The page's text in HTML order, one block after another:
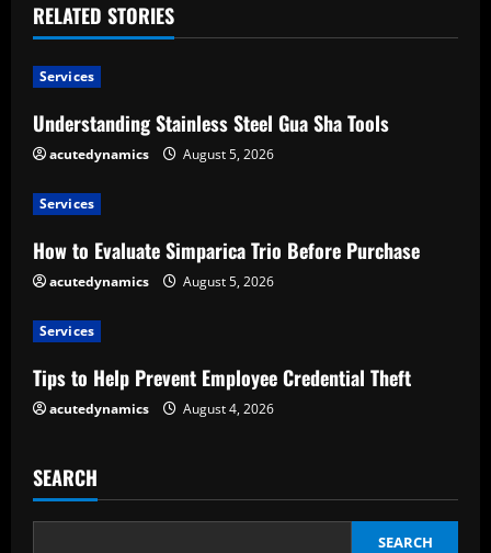
n
u
e
R
e
a
d
i
n
RELATED STORIES
Services
Understanding Stainless Steel Gua Sha Tools
acutedynamics August 5, 2026
Services
How to Evaluate Simparica Trio Before Purchase
acutedynamics August 5, 2026
Services
Tips to Help Prevent Employee Credential Theft
acutedynamics August 4, 2026
SEARCH
SEARCH